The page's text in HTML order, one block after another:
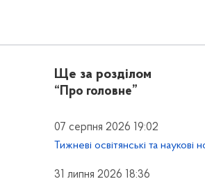
Ще за розділом
“Про головне”
07 серпня 2026 19:02
Тижневі освітянські та наукові
31 липня 2026 18:36